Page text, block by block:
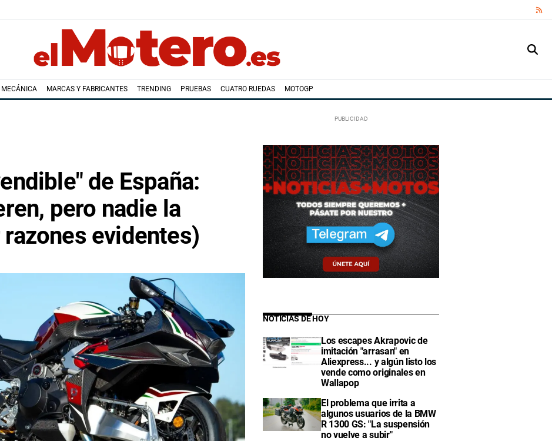
MECÁNICA MARCAS Y FABRICANTES TRENDING PRUEBAS CUATRO RUEDAS MOTOGP
de España:
pero nadie la
evidentes)
NOTICIAS DE HOY
Los escapes Akrapovic de
imitación "arrasan" en
Aliexpress... y algún listo los
vende como originales en
Wallapop
El problema que irrita a
algunos usuarios de la BMW
R 1300 GS: "La suspensión
no vuelve a subir"